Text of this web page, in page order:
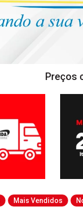
Preços
Mais Vendidos